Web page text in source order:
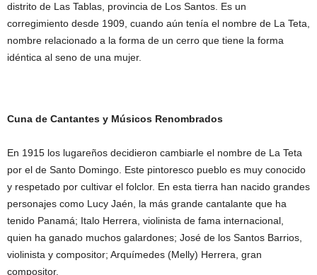
distrito de Las Tablas, provincia de Los Santos. Es un
corregimiento desde 1909, cuando aún tenía el nombre de La Teta,
nombre relacionado a la forma de un cerro que tiene la forma
idéntica al seno de una mujer.
Cuna de Cantantes y Músicos Renombrados
En 1915 los lugareños decidieron cambiarle el nombre de La Teta
por el de Santo Domingo. Este pintoresco pueblo es muy conocido
y respetado por cultivar el folclor. En esta tierra han nacido grandes
personajes como Lucy Jaén, la más grande cantalante que ha
tenido Panamá; Italo Herrera, violinista de fama internacional,
quien ha ganado muchos galardones; José de los Santos Barrios,
violinista y compositor; Arquímedes (Melly) Herrera, gran
compositor.